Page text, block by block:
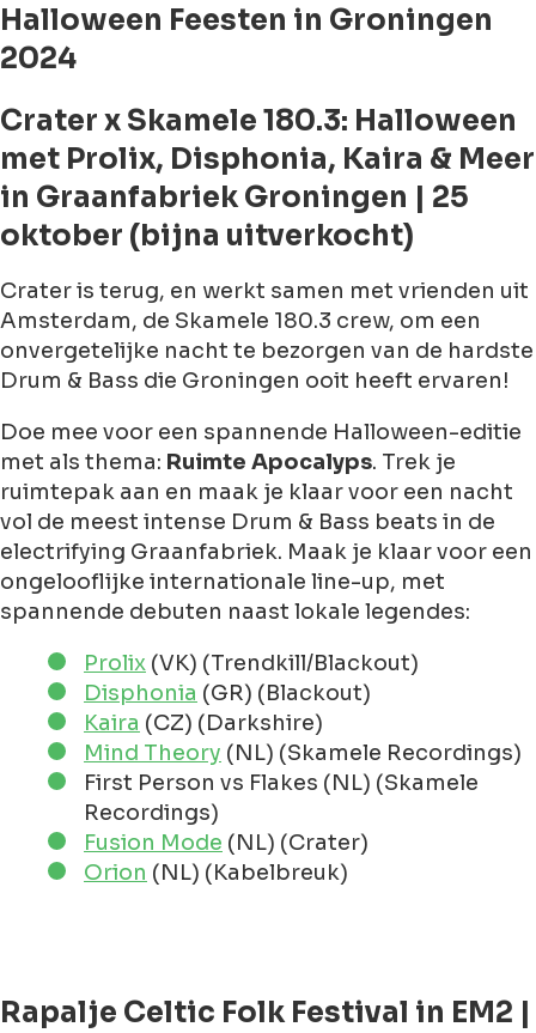
Halloween Feesten in Groningen
2024
Crater x Skamele 180.3: Halloween
met Prolix, Disphonia, Kaira & Meer
in Graanfabriek Groningen | 25
oktober (bijna uitverkocht)
Crater is terug, en werkt samen met vrienden uit
Amsterdam, de Skamele 180.3 crew, om een
onvergetelijke nacht te bezorgen van de hardste
Drum & Bass die Groningen ooit heeft ervaren!
Doe mee voor een spannende Halloween-editie
met als thema: Ruimte Apocalyps. Trek je
ruimtepak aan en maak je klaar voor een nacht
vol de meest intense Drum & Bass beats in de
electrifying Graanfabriek. Maak je klaar voor een
ongelooflijke internationale line-up, met
spannende debuten naast lokale legendes:
Prolix (VK) (Trendkill/Blackout)
Disphonia (GR) (Blackout)
Kaira (CZ) (Darkshire)
Mind Theory (NL) (Skamele Recordings)
First Person vs Flakes (NL) (Skamele
Recordings)
Fusion Mode (NL) (Crater)
Orion (NL) (Kabelbreuk)
Rapalje Celtic Folk Festival in EM2 |